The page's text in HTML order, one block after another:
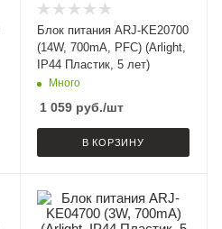
Блок питания ARJ-KE20700
(14W, 700mA, PFC) (Arlight,
IP44 Пластик, 5 лет)
Много
1 059руб./шт
В КОРЗИНУ